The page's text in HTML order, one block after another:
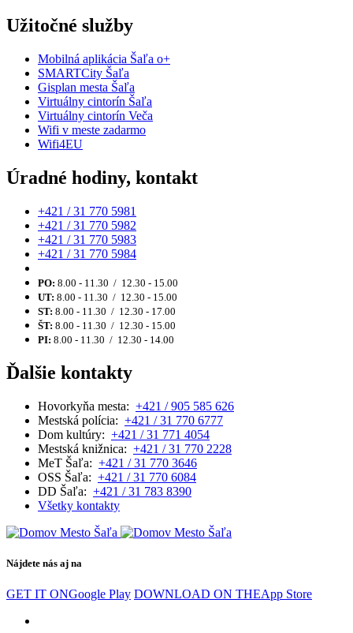
Užitočné služby
Mobilná aplikácia Šaľa o+
SMARTCity Šaľa
Gisplan mesta Šaľa
Virtuálny cintorín Šaľa
Virtuálny cintorín Veča
Wifi v meste zadarmo
Wifi4EU
Úradné hodiny, kontakt
+421 / 31 770 5981
+421 / 31 770 5982
+421 / 31 770 5983
+421 / 31 770 5984
PO: 8.00 - 11.30 / 12.30 - 15.00
UT: 8.00 - 11.30 / 12.30 - 15.00
ST: 8.00 - 11.30 / 12.30 - 17.00
ŠT: 8.00 - 11.30 / 12.30 - 15.00
PI: 8.00 - 11.30 / 12.30 - 14.00
Ďalšie kontakty
Hovorkyňa mesta: +421 / 905 585 626
Mestská polícia: +421 / 31 770 6777
Dom kultúry: +421 / 31 771 4054
Mestská knižnica: +421 / 31 770 2228
MeT Šaľa: +421 / 31 770 3646
OSS Šaľa: +421 / 31 770 6084
DD Šaľa: +421 / 31 783 8390
Všetky kontakty
Nájdete nás aj na
GET IT ONGoogle Play DOWNLOAD ON THEApp Store